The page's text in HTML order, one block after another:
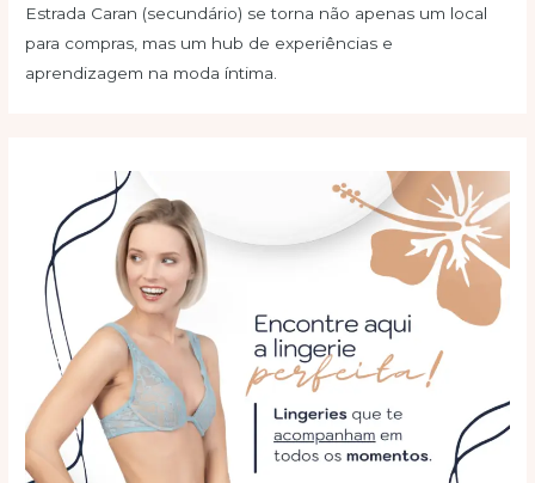
Estrada Caran (secundário) se torna não apenas um local
para compras, mas um hub de experiências e
aprendizagem na moda íntima.